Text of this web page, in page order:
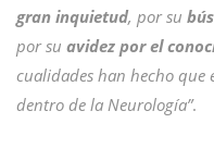
gran inquietud, por su
por su avidez por el
cualidades han hecho que
dentro de la Neurología”.